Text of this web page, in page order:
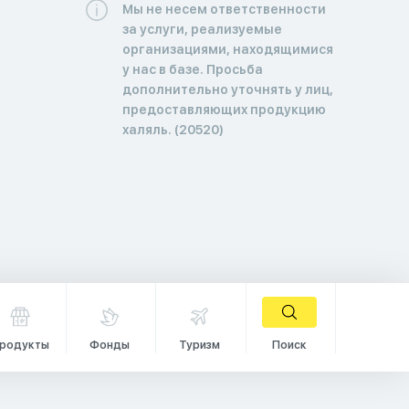
Мы не несем ответственности
за услуги, реализуемые
организациями, находящимися
у нас в базе. Просьба
дополнительно уточнять у лиц,
предоставляющих продукцию
халяль. (20520)
Фонды Туризм Поиск